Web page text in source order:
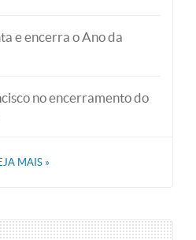
e encerra o Ano da
no encerramento do
MAIS »